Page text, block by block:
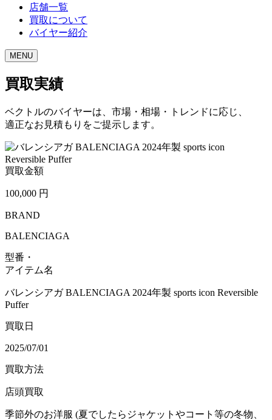
店舗一覧
買取について
バイヤー紹介
MENU
買取実績
ベクトルのバイヤーは、市場・相場・トレンドに応じ、
適正なお見積もりをご提示します。
買取金額
100,000 円
BRAND
BALENCIAGA
型番・
アイテム名
バレンシアガ BALENCIAGA 2024年製 sports icon Reversible
Puffer
買取日
2025/07/01
買取方法
店頭買取
季節外のお洋服 (夏でしたらジャケットやコート等の冬物、